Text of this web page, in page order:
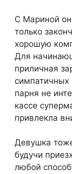
С Мариной
только
хорошую
Для
приличная
симпатичных
парня не
кассе
привлекла
Девушка
будучи
любой